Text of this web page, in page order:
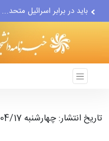
باید در برابر اسرائیل متحد...
برکناری شوکه‌کننده فرمانده...
تاریخ انتشار: چهارشنبه 1405/04/17 - 01:48